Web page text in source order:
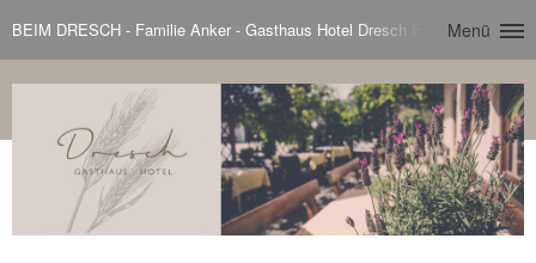
BEIM DRESCH - Familie Anker - Gasthaus Hotel Dresch Erl TirolMenü